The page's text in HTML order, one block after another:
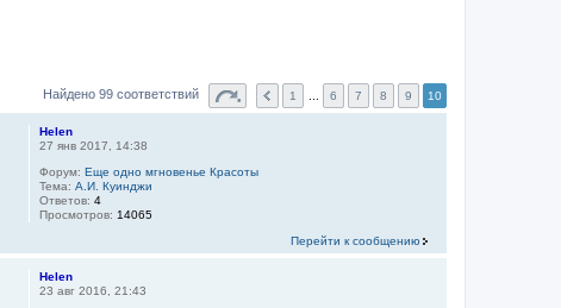
Найдено 99 соответствий 1 6 7 8 9 10
Helen
27 янв 2017, 14:38
Форум:Еще одно мгновенье Красоты
Тема:А.И. Куинджи
Ответов:4
Просмотров: 14065
Перейти к сообщению
Helen
23 авг 2016, 21:43